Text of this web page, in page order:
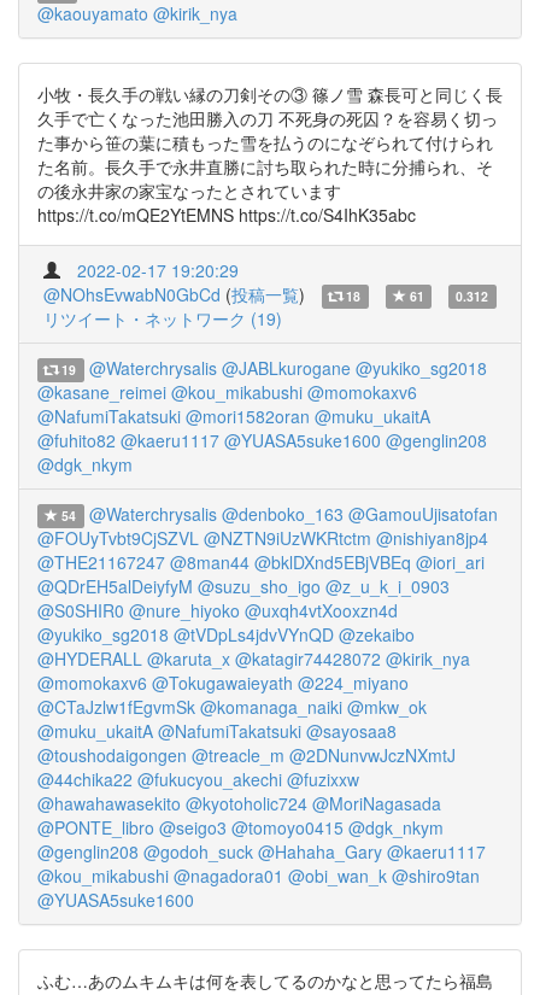
@kaouyamato @kirik_nya
小牧・長久手の戦い縁の刀剣その③ 篠ノ雪 森長可と同じく長
久手で亡くなった池田勝入の刀 不死身の死囚？を容易く切っ
た事から笹の葉に積もった雪を払うのになぞられて付けられ
た名前。長久手で永井直勝に討ち取られた時に分捕られ、そ
の後永井家の家宝なったとされています
https://t.co/mQE2YtEMNS https://t.co/S4IhK35abc
2022-02-17 19:20:29
@NOhsEvwabN0GbCd (投稿一覧) 18 61 0.312
リツイート・ネットワーク (19)
19 @Waterchrysalis @JABLkurogane @yukiko_sg2018
@kasane_reimei @kou_mikabushi @momokaxv6
@NafumiTakatsuki @mori1582oran @muku_ukaitA
@fuhito82 @kaeru1117 @YUASA5suke1600 @genglin208
@dgk_nkym
54 @Waterchrysalis @denboko_163 @GamouUjisatofan
@FOUyTvbt9CjSZVL @NZTN9iUzWKRtctm @nishiyan8jp4
@THE21167247 @8man44 @bklDXnd5EBjVBEq @iori_ari
@QDrEH5alDeiyfyM @suzu_sho_igo @z_u_k_i_0903
@S0SHIR0 @nure_hiyoko @uxqh4vtXooxzn4d
@yukiko_sg2018 @tVDpLs4jdvVYnQD @zekaibo
@HYDERALL @karuta_x @katagir74428072 @kirik_nya
@momokaxv6 @Tokugawaieyath @224_miyano
@CTaJzlw1fEgvmSk @komanaga_naiki @mkw_ok
@muku_ukaitA @NafumiTakatsuki @sayosaa8
@toushodaigongen @treacle_m @2DNunvwJczNXmtJ
@44chika22 @fukucyou_akechi @fuzixxw
@hawahawasekito @kyotoholic724 @MoriNagasada
@PONTE_libro @seigo3 @tomoyo0415 @dgk_nkym
@genglin208 @godoh_suck @Hahaha_Gary @kaeru1117
@kou_mikabushi @nagadora01 @obi_wan_k @shiro9tan
@YUASA5suke1600
ふむ…あのムキムキは何を表してるのかなと思ってたら福島